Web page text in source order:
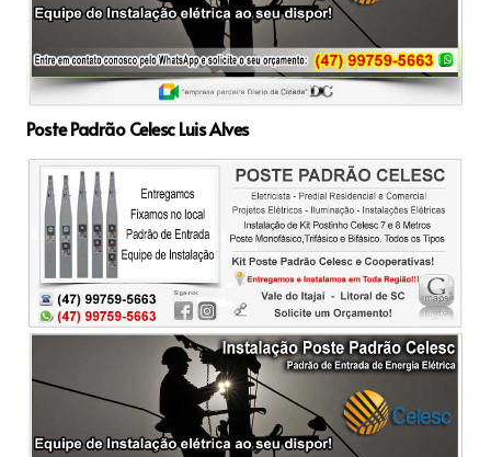
Poste Padrão Celesc Luis Alves